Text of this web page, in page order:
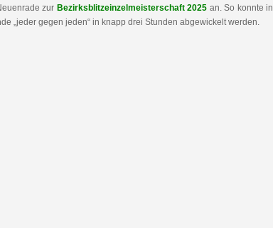
zur Bezirksblitzeinzelmeisterschaft 2025 an. So konnte in
„jeder gegen jeden“ in knapp drei Stunden abgewickelt werden.